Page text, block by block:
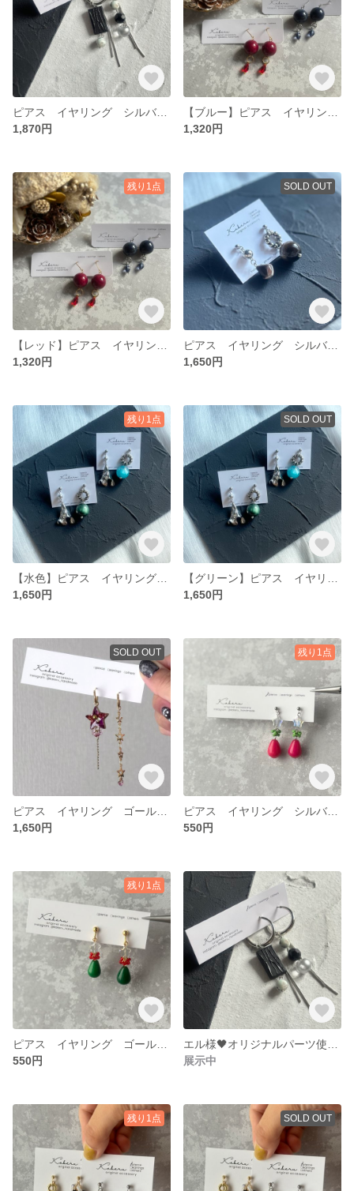
ピアス イヤリング シルバー オリジナルパーツ
1,870円
1,320円
残り1点
1,320円
SOLD OUT
ピアス イヤリング シルバー ブラウン アシメ
1,650円
残り1点
1,650円
SOLD OUT
1,650円
SOLD OUT
1,650円
残り1点
ピアス イヤリング シルバー クリスマス
550円
残り1点
550円
展示中
残り1点 SOLD OUT